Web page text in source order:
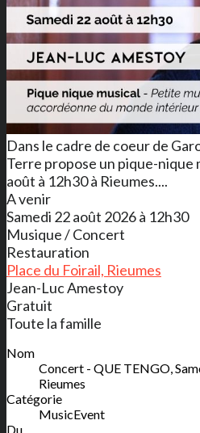
Dans le cadre de coeur de
Terre propose un pique-nique
août à 12h30 à Rieumes....
A venir
Samedi 22 août 2026 à 12h30
Musique / Concert
Restauration
Place du Foirail, Rieumes
Jean-Luc Amestoy
Gratuit
Toute la famille
Nom
Concert - QUE TENGO,
Rieumes
Catégorie
MusicEvent
Du